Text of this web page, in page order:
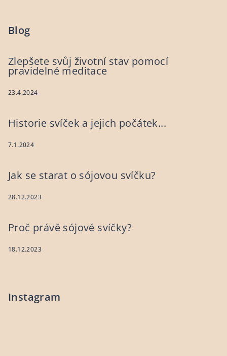
Blog
Zlepšete svůj životní stav pomocí
pravidelné meditace
23.4.2024
Historie svíček a jejich počátek...
7.1.2024
Jak se starat o sójovou svíčku?
28.12.2023
Proč právě sójové svíčky?
18.12.2023
Instagram